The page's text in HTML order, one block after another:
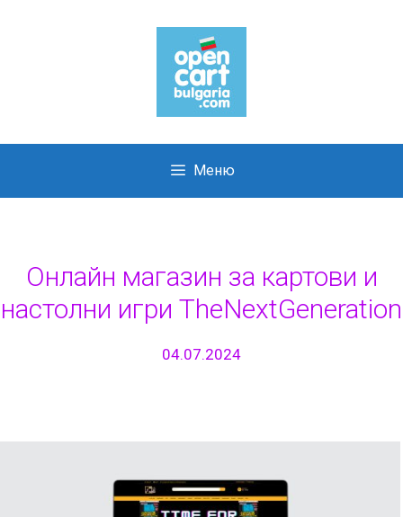
Меню
Онлайн магазин за картови и
настолни игри TheNextGeneration
04.07.2024